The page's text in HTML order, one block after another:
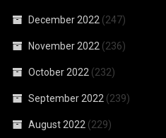
December 2022 (247)
November 2022 (236)
October 2022 (232)
September 2022 (239)
August 2022 (229)